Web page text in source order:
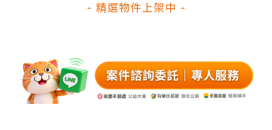
- 精選物件上架中 -